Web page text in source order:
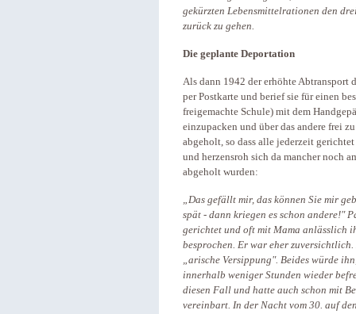
gekürzten Lebensmittelrationen den
zurück zu gehen.
Die geplante Deportation
Als dann 1942 der erhöhte Abtransport
per Postkarte und berief sie für einen
freigemachte Schule) mit dem
einzupacken und über das andere frei
abgeholt, so dass alle jederzeit
und herzensroh sich da mancher noch
abgeholt wurden:
„Das gefällt mir, das können Sie mir
spät - dann kriegen es schon andere!"
gerichtet und oft mit Mama anlässlich
besprochen. Er war eher
„arische Versippung". Beides würde
innerhalb weniger Stunden wieder
diesen Fall und hatte auch schon mit
vereinbart. In der Nacht vom 30. auf